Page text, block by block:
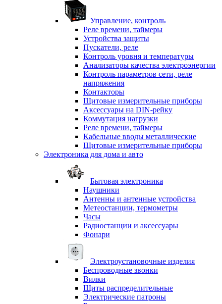
Управление, контроль
Реле времени, таймеры
Устройства защиты
Пускатели, реле
Контроль уровня и температуры
Анализаторы качества электроэнергии
Контроль параметров сети, реле
напряжения
Контакторы
Щитовые измерительные приборы
Аксессуары на DIN-рейку
Коммутация нагрузки
Реле времени, таймеры
Кабельные вводы металлические
Щитовые измерительные приборы
Электроника для дома и авто
Бытовая электроника
Наушники
Антенны и антенные устройства
Метеостанции, термометры
Часы
Радиостанции и аксессуары
Фонари
Электроустановочные изделия
Беспроводные звонки
Вилки
Щиты распределительные
Электрические патроны